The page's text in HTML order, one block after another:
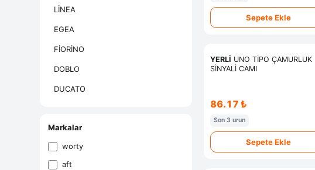
LİNEA
EGEA
FİORİNO
DOBLO
DUCATO
Markalar
worty
aft
Sepete Ekle
YERLİ UNO TİPO ÇAMURLUK
SİNYALİ CAMI
86.17 ₺
Son 3 urun
Sepete Ekle